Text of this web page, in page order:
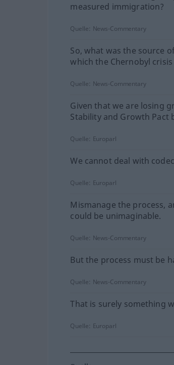
measured immigration?
Quelle: News-Commentary
So, what was the source
which the Chernobyl
Quelle: News-Commentary
Given that we are losing
Stability and Growth Pact
Quelle: Europarl
We cannot deal with
Quelle: Europarl
Mismanage the process,
could be unimaginable.
Quelle: News-Commentary
But the process must be
Quelle: News-Commentary
That is surely something
Quelle: Europarl